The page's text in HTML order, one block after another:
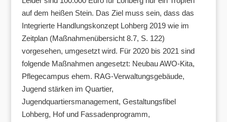
auf dem heißen Stein. Das Ziel muss sein, dass das
Integrierte Handlungskonzept Lohberg 2019 wie im
Zeitplan (Maßnahmenübersicht 8.7, S. 122)
vorgesehen, umgesetzt wird. Für 2020 bis 2021 sind
folgende Maßnahmen angesetzt: Neubau AWO-Kita,
Pflegecampus ehem. RAG-Verwaltungsgebäude,
Jugend stärken im Quartier,
Jugendquartiersmanagement, Gestaltungsfibel
Lohberg, Hof und Fassadenprogramm,